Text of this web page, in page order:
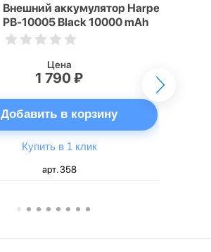
Внешний аккумулятор Harper
PB-10005 Black 10000 mAh
Цена
1 790 ₽
Добавить в корзину
Купить в 1 клик
арт. 358